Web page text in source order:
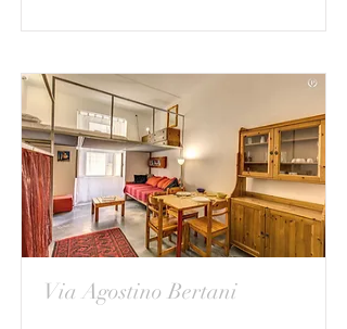
Via Agostino Bertani